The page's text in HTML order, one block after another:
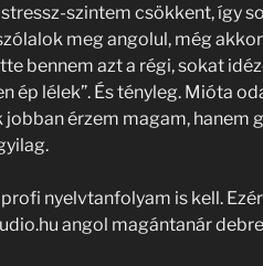
szintem csökkent, így
meg angolul, még akkor
bennem azt a régi, sokat
ép lélek”. És tényleg. Mióta
jobban érzem magam, hanem
nyelvtanfolyam is kell.
angol magántanár